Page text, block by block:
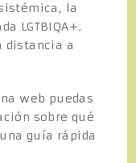
la
LGTBIQA+.
distancia a
web puedas
sobre qué
guía rápida